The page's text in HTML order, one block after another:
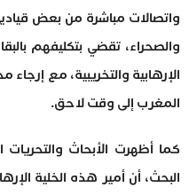
واتصالات مباشرة من بعض
والصحراء، تقضي بتكليفهم
الإرهابية والتخريبية، مع
المغرب إلى وقت لاحق.
كما أظهرت الأبحاث
البحث، أن أمير هذه الخلية